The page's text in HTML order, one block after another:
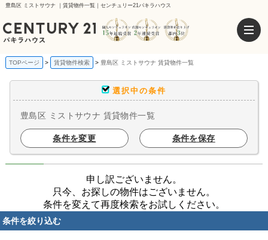
豊島区 ミストサウナ ｜賃貸物件一覧｜センチュリー21パキラハウス
TOPページ 賃貸物件検索 豊島区 ミストサウナ 賃貸物件一覧
選択中の条件
豊島区 ミストサウナ 賃貸物件一覧
条件を変更 条件を保存
申し訳ございません。
只今、お探しの物件はございません。
条件を変えて再度検索をお試しください。
条件を絞り込む